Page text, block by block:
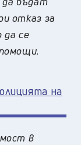
отказ за
да се
на
в